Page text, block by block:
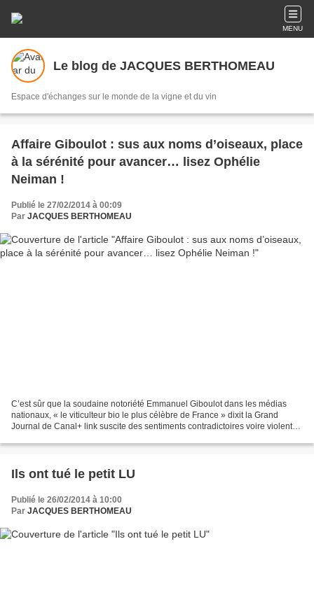
MENU
Le blog de JACQUES BERTHOMEAU
Espace d'échanges sur le monde de la vigne et du vin
Affaire Giboulot : sus aux noms d’oiseaux, place
à la sérénité pour avancer… lisez Ophélie
Neiman !
Publié le 27/02/2014 à 00:09
Par JACQUES BERTHOMEAU
C’est sûr que la soudaine notoriété Emmanuel Giboulot dans les médias
nationaux, « le viticulteur bio le plus célèbre de France » dixit la Grand
Journal de Canal+ link suscite des sentiments contradictoires voire violents
Ils ont tué le petit LU
Publié le 26/02/2014 à 10:00
Par JACQUES BERTHOMEAU